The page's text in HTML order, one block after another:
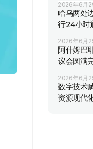
2026年6月
哈乌两处
行24小时
2026年6月
阿什姆巴
议会圆满
2026年6月
数字技术
资源现代